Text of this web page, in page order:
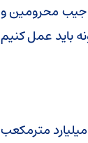
جیب محرومین و
باید عمل کنیم
مترمکعب